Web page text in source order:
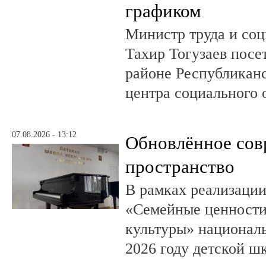
графиком
Министр труда и
Тахир Тогузаев
районе
центра
07.08.2026 - 13:12
Обновлённое
пространство
В рамках
«Семейные
культуры»
2026 году детской